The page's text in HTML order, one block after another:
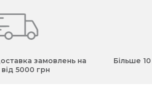
замовлень на
5000 грн
Більше